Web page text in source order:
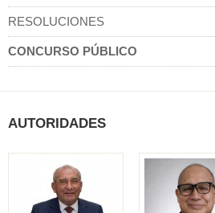
RESOLUCIONES
CONCURSO PÚBLICO
AUTORIDADES